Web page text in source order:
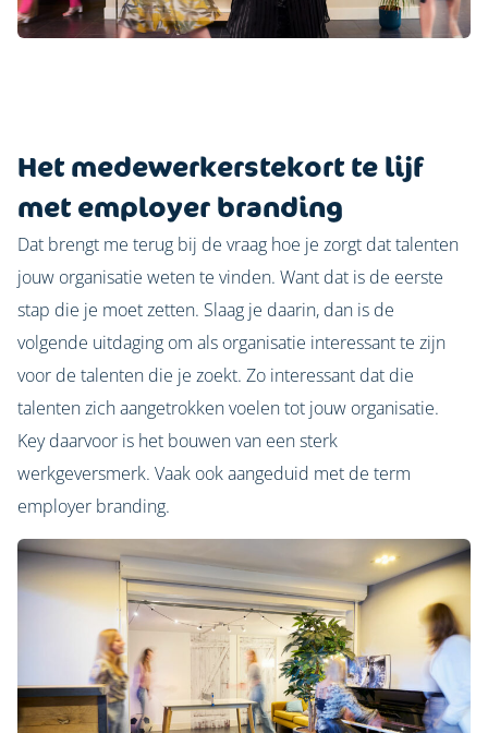
Het medewerkerstekort te lijf
met employer branding
Dat brengt me terug bij de vraag hoe je zorgt dat talenten
jouw organisatie weten te vinden. Want dat is de eerste
stap die je moet zetten. Slaag je daarin, dan is de
volgende uitdaging om als organisatie interessant te zijn
voor de talenten die je zoekt. Zo interessant dat die
talenten zich aangetrokken voelen tot jouw organisatie.
Key daarvoor is het bouwen van een sterk
werkgeversmerk. Vaak ook aangeduid met de term
employer branding.